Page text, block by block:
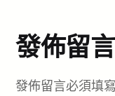
發佈留言
發佈留言必須填